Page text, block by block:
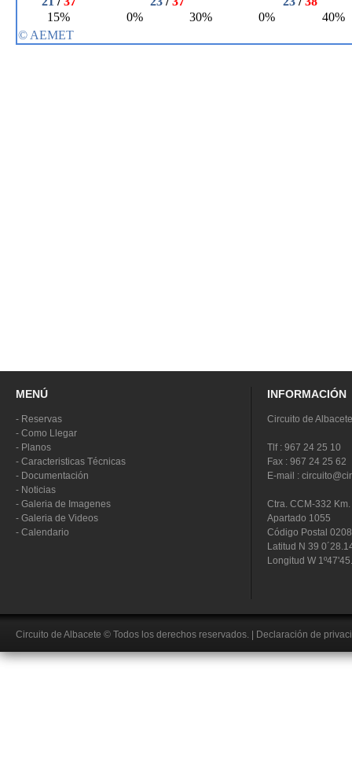
MENÚ
- Reservas
- Como Llegar
- Planos
- Caracteristicas Técnicas
- Documentación
- Noticias
- Galeria de Imagenes
- Galeria de Videos
- Calendario
INFORMACIÓN
Circuito de Albacete
Tlf : 967 24 25 10
Fax : 967 24 25 62
E-mail :
Ctra. CCM-332
Apartado 1055
Código Postal
Latitud N 39
Longitud W
Circuito de Albacete © Todos los derechos reservados. Declaración de